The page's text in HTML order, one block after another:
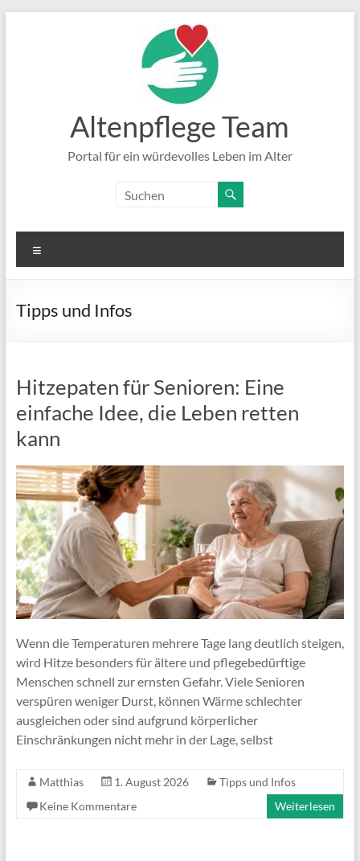
Altenpflege Team
Portal für ein würdevolles Leben im Alter
Tipps und Infos
Hitzepaten für Senioren: Eine
einfache Idee, die Leben retten
kann
Wenn die Temperaturen mehrere Tage lang deutlich steigen,
wird Hitze besonders für ältere und pflegebedürftige
Menschen schnell zur ernsten Gefahr. Viele Senioren
verspüren weniger Durst, können Wärme schlechter
ausgleichen oder sind aufgrund körperlicher
Einschränkungen nicht mehr in der Lage, selbst
Matthias 1. August 2026
Tipps und Infos
Keine Kommentare
Weiterlesen